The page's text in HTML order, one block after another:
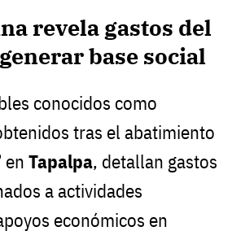
revela gastos del
base social
conocidos como
tras el abatimiento
en Tapalpa, detallan gastos
a actividades
económicos en